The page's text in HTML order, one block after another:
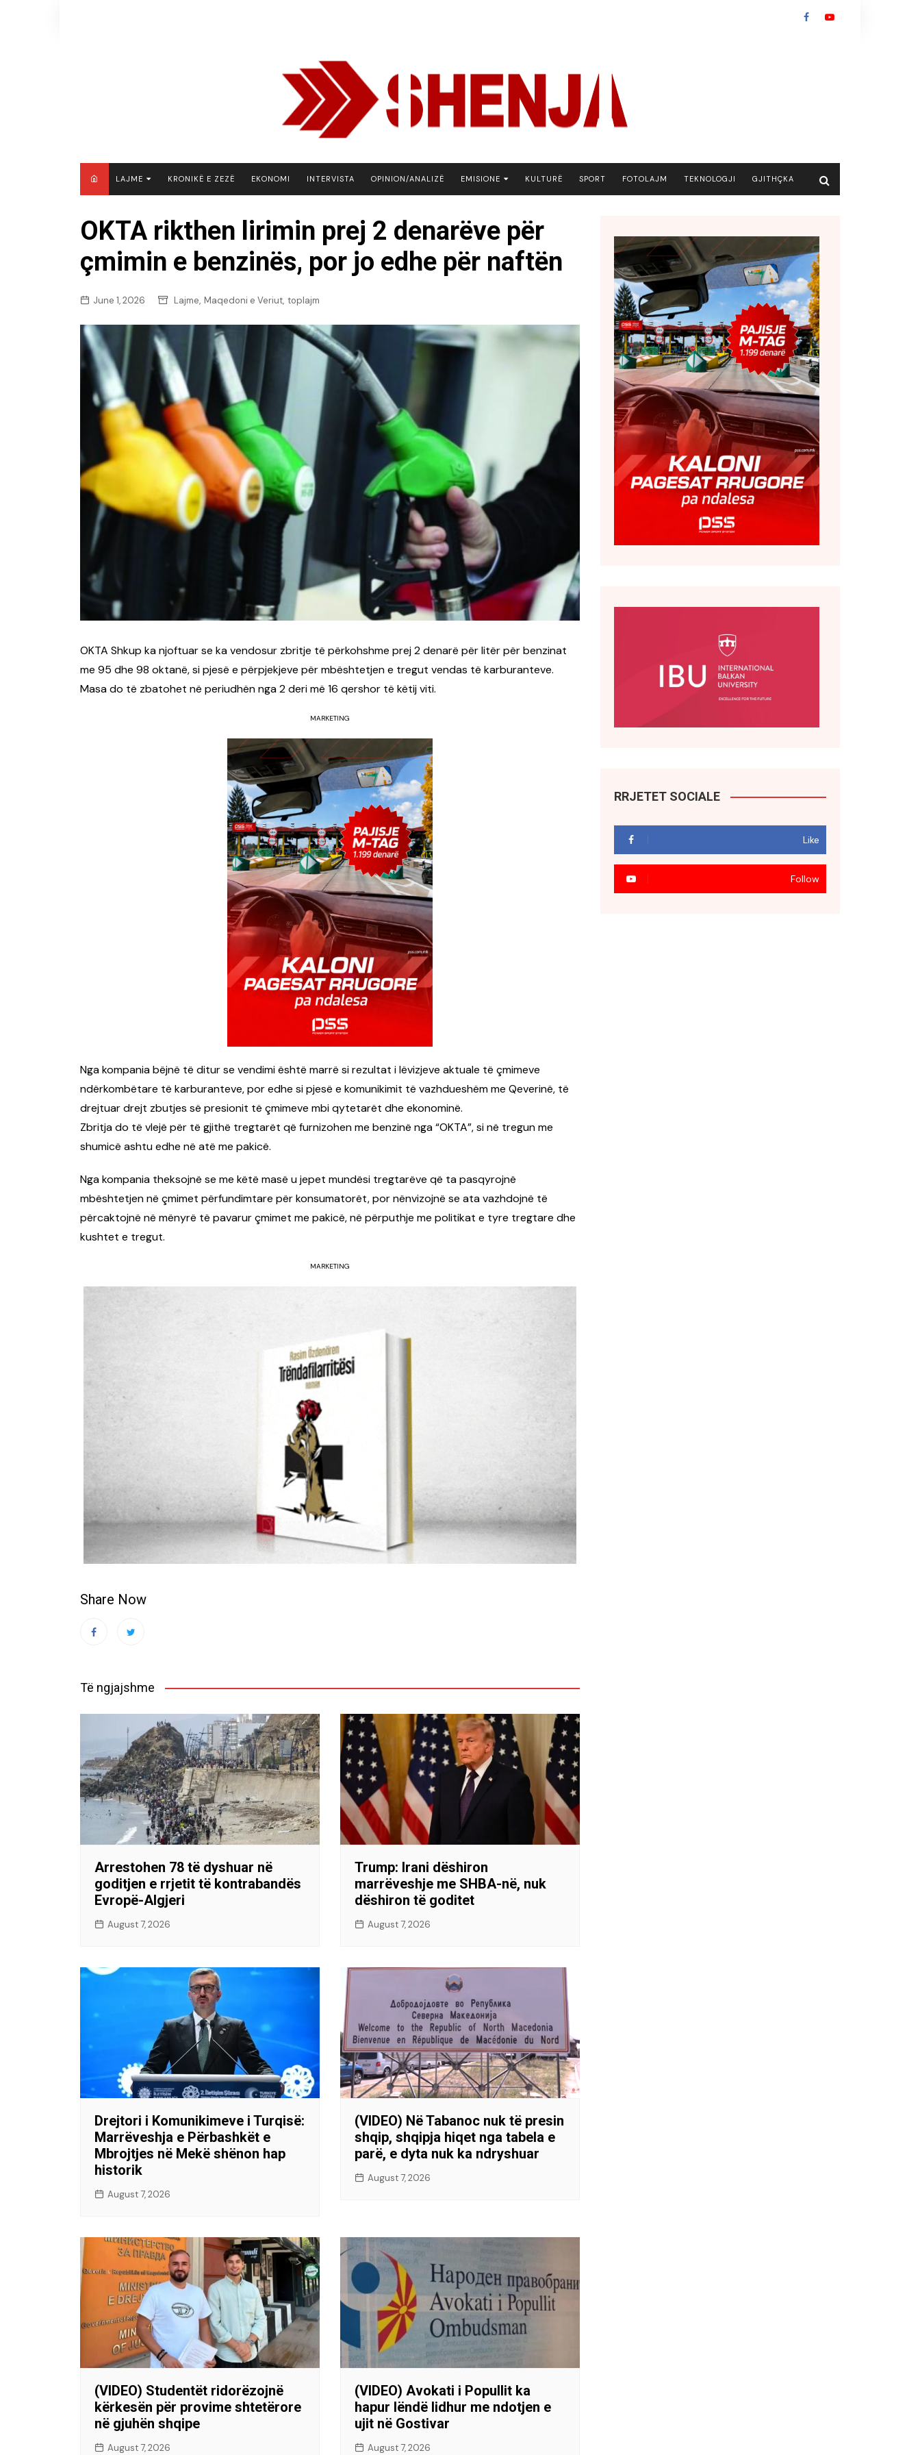
LAJME
KOSOVË
SHQIPËRI
BOTË
KRONIKË E ZEZË EKONOMI INTERVISTA OPINION/ANALIZË EMISIONE
BOTA NE FOKUS
EKONOMIKS
GJURMË
INTERVISTA EMISION
KONAKU
KU E KISHIM FJALEN
LIGJERATE FETARE
PARADITE ME NE
PIKËPAMJE
RECETA E DITES
RELAKS
RETRO JAVORE
KULTURË SPORT FOTOLAJM TEKNOLOGJI GJITHÇKA
OKTA rikthen lirimin prej 2 denarëve për
çmimin e benzinës, por jo edhe për naftën
June 1, 2026 Lajme, Maqedoni e Veriut, toplajm
OKTA Shkup ka njoftuar se ka vendosur zbritje të përkohshme prej 2 denarë për litër për benzinat
me 95 dhe 98 oktanë, si pjesë e përpjekjeve për mbështetjen e tregut vendas të karburanteve.
Masa do të zbatohet në periudhën nga 2 deri më 16 qershor të këtij viti.
MARKETING
Nga kompania bëjnë të ditur se vendimi është marrë si rezultat i lëvizjeve aktuale të çmimeve
ndërkombëtare të karburanteve, por edhe si pjesë e komunikimit të vazhdueshëm me Qeverinë, të
drejtuar drejt zbutjes së presionit të çmimeve mbi qytetarët dhe ekonominë.
Zbritja do të vlejë për të gjithë tregtarët që furnizohen me benzinë nga “OKTA”, si në tregun me
shumicë ashtu edhe në atë me pakicë.
Nga kompania theksojnë se me këtë masë u jepet mundësi tregtarëve që ta pasqyrojnë
mbështetjen në çmimet përfundimtare për konsumatorët, por nënvizojnë se ata vazhdojnë të
përcaktojnë në mënyrë të pavarur çmimet me pakicë, në përputhje me politikat e tyre tregtare dhe
kushtet e tregut.
MARKETING
Share Now
Të ngjajshme
Arrestohen 78 të dyshuar në
goditjen e rrjetit të kontrabandës
Evropë-Algjeri
August 7, 2026
Trump: Irani dëshiron
marrëveshje me SHBA-në, nuk
dëshiron të goditet
August 7, 2026
Drejtori i Komunikimeve i Turqisë:
Marrëveshja e Përbashkët e
Mbrojtjes në Mekë shënon hap
historik
August 7, 2026
(VIDEO) Në Tabanoc nuk të presin
shqip, shqipja hiqet nga tabela e
parë, e dyta nuk ka ndryshuar
August 7, 2026
(VIDEO) Studentët ridorëzojnë
kërkesën për provime shtetërore
në gjuhën shqipe
August 7, 2026
(VIDEO) Avokati i Popullit ka
hapur lëndë lidhur me ndotjen e
ujit në Gostivar
August 7, 2026
RRJETET SOCIALE
Like
Follow